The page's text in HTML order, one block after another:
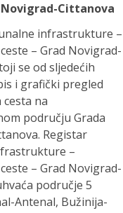
Novigrad-Cittanova
infrastrukture –
– Grad Novigrad-
se od sljedećih
i grafički pregled
na
području Grada
Registar
–
– Grad Novigrad-
područje 5
Antenal, Bužinija-